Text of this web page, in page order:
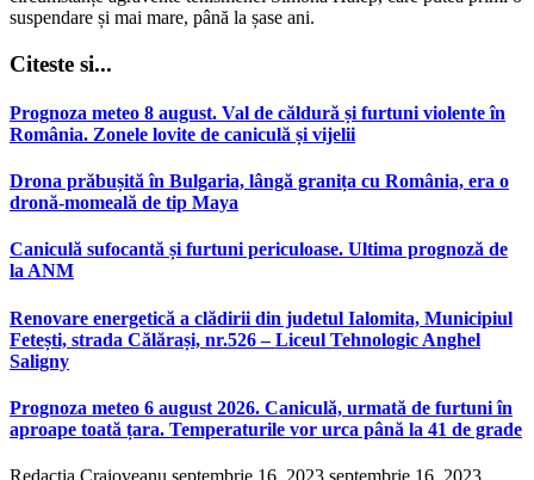
suspendare și mai mare, până la șase ani.
Citeste si...
Prognoza meteo 8 august. Val de căldură și furtuni violente în
România. Zonele lovite de caniculă și vijelii
Drona prăbușită în Bulgaria, lângă granița cu România, era o
dronă-momeală de tip Maya
Caniculă sufocantă și furtuni periculoase. Ultima prognoză de
la ANM
Renovare energetică a clădirii din judetul Ialomita, Municipiul
Fetești, strada Călărași, nr.526 – Liceul Tehnologic Anghel
Saligny
Prognoza meteo 6 august 2026. Caniculă, urmată de furtuni în
aproape toată țara. Temperaturile vor urca până la 41 de grade